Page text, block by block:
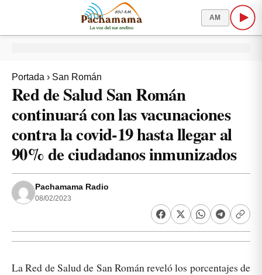
AM
Portada › San Román
Red de Salud San Román
continuará con las vacunaciones
contra la covid-19 hasta llegar al
90% de ciudadanos inmunizados
Pachamama Radio
08/02/2023
La Red de Salud de San Román reveló los porcentajes de